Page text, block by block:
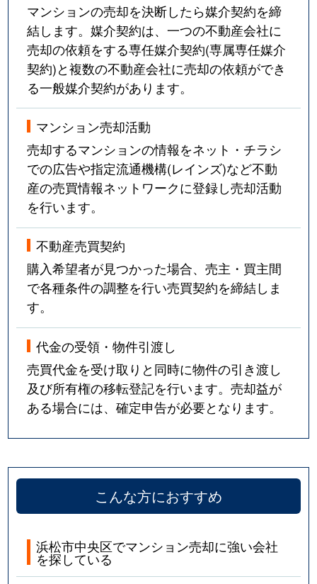
マンションの売却を決断したら媒介契約を締
結します。媒介契約は、一つの不動産会社に
売却の依頼をする専任媒介契約(専属専任媒介
契約)と複数の不動産会社に売却の依頼ができ
る一般媒介契約があります。
マンション売却活動
売却するマンションの情報をネット・チラシ
での広告や指定流通機構(レインズ)など不動
産の売買情報ネットワークに登録し売却活動
を行います。
不動産売買契約
購入希望者が見つかった場合、売主・買主間
で各種条件の調整を行い売買契約を締結しま
す。
代金の受領・物件引渡し
売買代金を受け取りと同時に物件の引き渡し
及び所有権の移転登記を行います。売却益が
ある場合には、確定申告が必要となります。
こんな方におすすめ
浜松市中央区でマンション売却に強い会社
を探している